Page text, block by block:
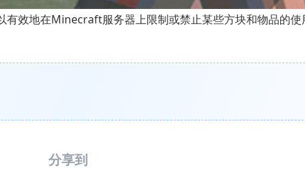
有效地在Minecraft服务器上限制或禁止某些方块和物品的
分享到